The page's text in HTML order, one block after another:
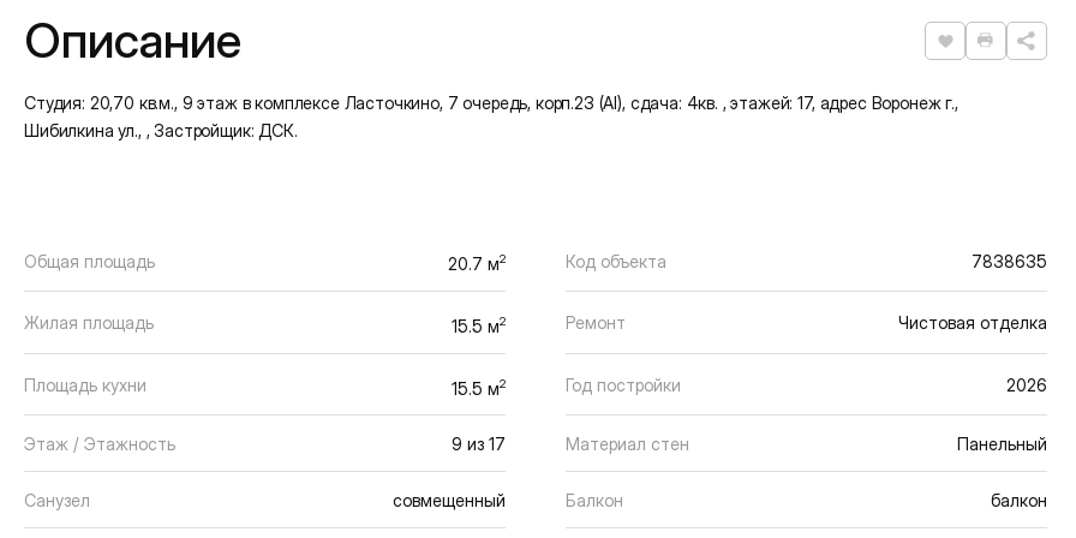
Описание Нравится
Студия: 20,70 кв.м., 9 этаж в комплексе Ласточкино, 7 очередь, корп.23 (АI), сдача: 4кв. , этажей: 17, адрес Воронеж г.,
Шибилкина ул., , Застройщик: ДСК.
Общая площадь 20.7 м2 Код объекта 7838635
Жилая площадь 15.5 м2 Ремонт Чистовая отделка
Площадь кухни 15.5 м2 Год постройки 2026
Этаж / Этажность 9 из 17 Материал стен Панельный
Санузел совмещенный Балкон балкон